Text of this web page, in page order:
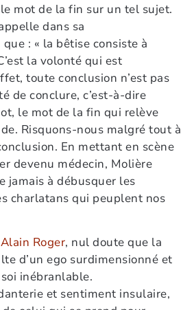
mot de la fin sur un tel sujet.
dans sa
que : « la bêtise consiste à
la volonté qui est
toute conclusion n’est pas
de conclure, c’est-à-dire
le mot de la fin qui relève
Risquons-nous malgré tout à
En mettant en scène
devenu médecin, Molière
jamais à débusquer les
charlatans qui peuplent nos
Alain Roger, nul doute que la
d’un ego surdimensionné et
inébranlable.
et sentiment insulaire,